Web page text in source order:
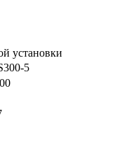
установки
5